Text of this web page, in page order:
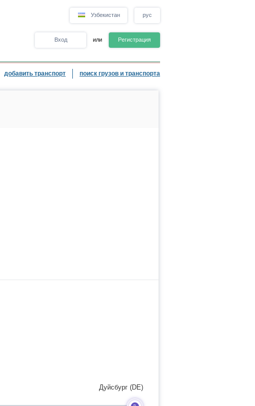
Узбекистан рус
Вход или Регистрация
добавить транспорт поиск грузов и транспорта
Дуйсбург (DE)